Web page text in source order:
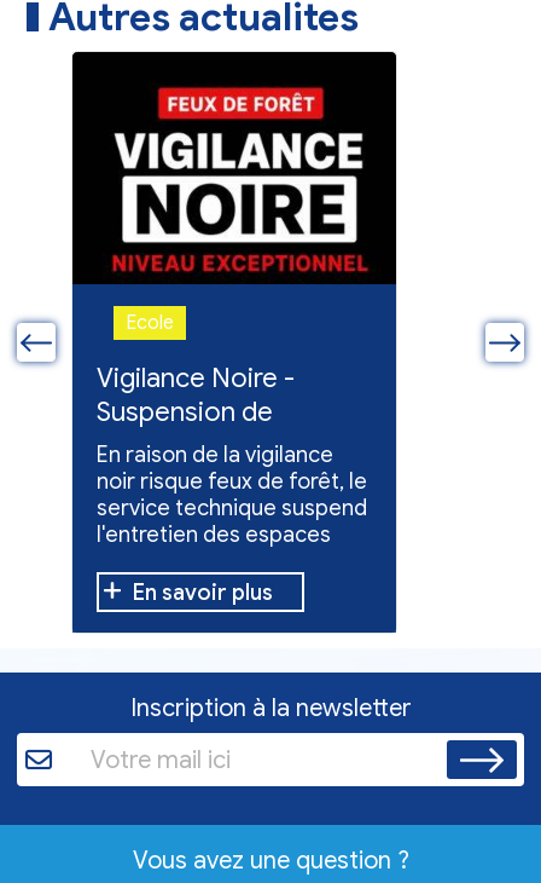
Autres actualites
Ecole
Vigilance Noire -
Suspension de
l'entretien des
espaces verts
En raison de la vigilance
noir risque feux de forêt, le
service technique suspend
l'entretien des espaces
En savoir plus
Ecole
Feux
Inscription à la newsletter
Vous avez une question ?